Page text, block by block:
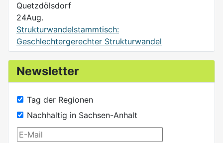
Quetzdölsdorf
24Aug.
Strukturwandelstammtisch:
Geschlechtergerechter Strukturwandel
Newsletter
Tag der Regionen
Nachhaltig in Sachsen-Anhalt